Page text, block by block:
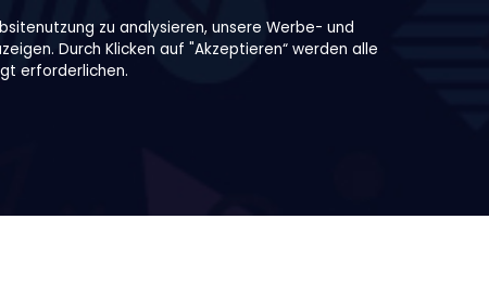
zu analysieren, unsere Werbe- und
Durch Klicken auf "Akzeptieren“ werden alle
erforderlichen.